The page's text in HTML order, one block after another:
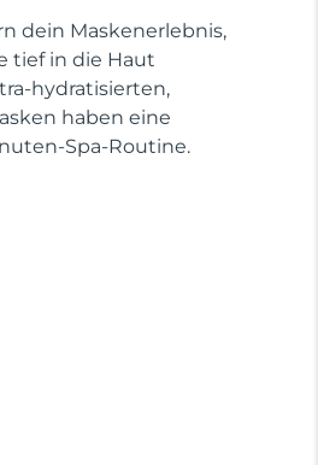
dein Maskenerlebnis,
tief in die Haut
hydratisierten,
haben eine
Spa-Routine.